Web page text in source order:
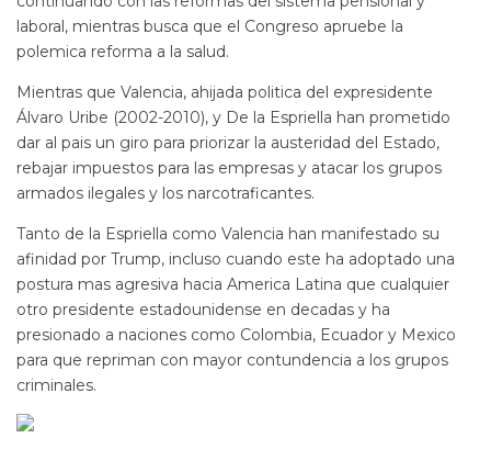
laboral, mientras busca que el Congreso apruebe la
polemica reforma a la salud.
Mientras que Valencia, ahijada politica del expresidente
Álvaro Uribe (2002-2010), y De la Espriella han prometido
dar al pais un giro para priorizar la austeridad del Estado,
rebajar impuestos para las empresas y atacar los grupos
armados ilegales y los narcotraficantes.
Tanto de la Espriella como Valencia han manifestado su
afinidad por Trump, incluso cuando este ha adoptado una
postura mas agresiva hacia America Latina que cualquier
otro presidente estadounidense en decadas y ha
presionado a naciones como Colombia, Ecuador y Mexico
para que repriman con mayor contundencia a los grupos
criminales.